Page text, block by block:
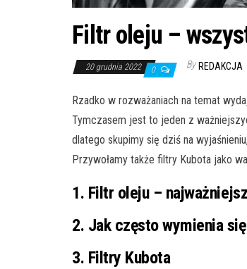
Filtr oleju –
20 grudnia 2022 0 By REDAKCJA
Rzadko w rozważaniach na temat
Tymczasem jest to jeden z
dlatego skupimy się dziś na
Przywołamy także filtry Kubota jako
1. Filtr oleju –
2. Jak często wymienia
3. Filtry Kubota